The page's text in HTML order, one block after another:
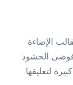
الإضاءة
الحشود
لتعليقها